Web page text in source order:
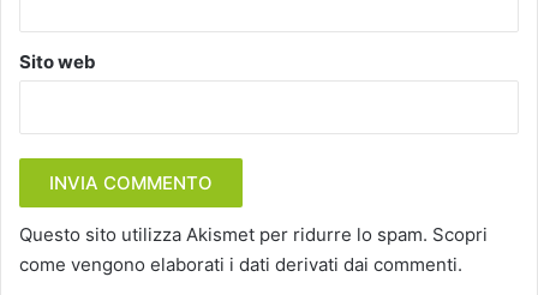
Sito web
Questo sito utilizza Akismet per ridurre lo spam. Scopri
come vengono elaborati i dati derivati dai commenti.